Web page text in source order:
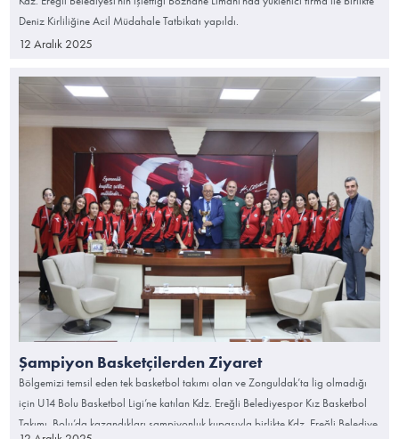
Deniz Kirliliğine Acil Müdahale Tatbikatı yapıldı.
12 Aralık 2025
Şampiyon Basketçilerden Ziyaret
Bölgemizi temsil eden tek basketbol takımı olan ve Zonguldak’ta lig olmadığı
için U14 Bolu Basketbol Ligi’ne katılan Kdz. Ereğli Belediyespor Kız Basketbol
Takımı, Bolu’da kazandıkları şampiyonluk kupasıyla birlikte Kdz. Ereğli Belediye